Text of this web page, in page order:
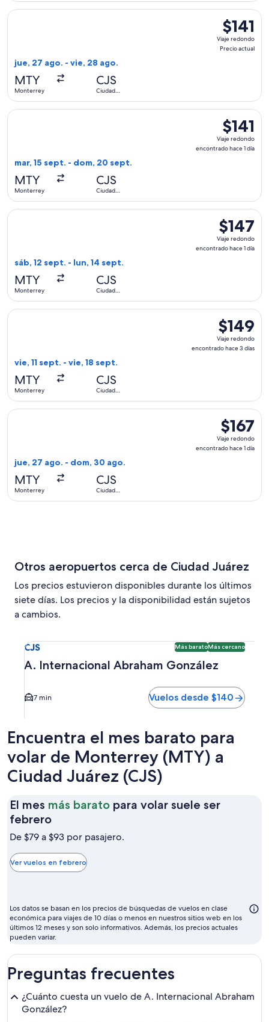
$141
Viaje
redondo,
$141
Viaje redondo
Precio actual
jue, 27 ago. - vie, 28 ago.
MTY
Monterrey
CJS
Ciudad
Seleccionar vuelo de Viva, con salida el jue, 27 ago. desde
$141
Viaje
redondo,
$141
Viaje redondo
encontrado hace 1 día
mar, 15 sept. - dom, 20 sept.
MTY
Monterrey
CJS
Ciudad
Seleccionar vuelo de Viva, con salida el mar, 15 sept.
$147
Viaje
redondo,
$147
Viaje redondo
encontrado hace 1 día
sáb, 12 sept. - lun, 14 sept.
MTY
Monterrey
CJS
Ciudad
Seleccionar vuelo de Viva, con salida el sáb, 12 sept.
$149
Viaje
redondo,
$149
Viaje redondo
encontrado hace 3 días
vie, 11 sept. - vie, 18 sept.
MTY
Monterrey
CJS
Ciudad
Seleccionar vuelo de Viva, con salida el vie, 11 sept. desde
$167
Viaje
redondo,
$167
Viaje redondo
encontrado hace 1 día
jue, 27 ago. - dom, 30 ago.
MTY
Monterrey
CJS
Ciudad
Seleccionar vuelo de Volaris, con salida el jue, 27 ago.
Otros aeropuertos cerca de Ciudad Juárez
Los precios estuvieron disponibles durante los últimos
siete días. Los precios y la disponibilidad están sujetos
a cambios.
CJS Más baratoMás cercano
A. Internacional Abraham González
7 min Vuelos desde $140
Encuentra el mes barato para
volar de Monterrey (MTY) a
Ciudad Juárez (CJS)
El mes más barato para volar suele ser
febreroEl
mes
barato
para
suele
ser
febrero
De $79 a $93 por pasajero.
Ver vuelos en febrero
Los datos se basan en los precios de búsquedas de vuelos en clase
económica para viajes de 10 días o menos en nuestros sitios web en los
últimos 12 meses y son solo informativos. Además, los precios actuales
pueden variar.
Preguntas frecuentes
¿Cuánto cuesta un vuelo de A. Internacional Abraham
González?